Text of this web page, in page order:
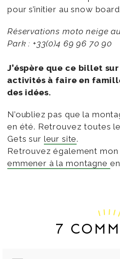
pour s’initier au snow
Réservations moto neige
Park : +33(0)4 69 96 70 90
J’éspère que ce billet sur
activités à faire en
des idées.
N’oubliez pas que la
en été. Retrouvez toutes
Gets sur leur site.
Retrouvez également
emmener à la montagne
7